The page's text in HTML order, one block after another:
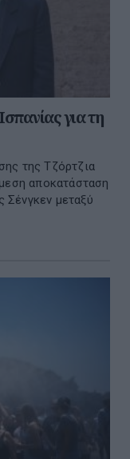
για τη
της Τζόρτζια
αποκατάσταση
Σένγκεν μεταξύ